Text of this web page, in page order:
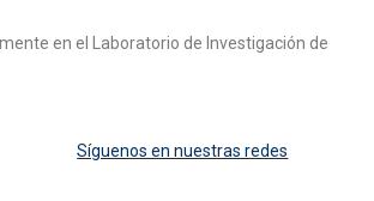
en el Laboratorio de Investigación de
Síguenos en nuestras redes